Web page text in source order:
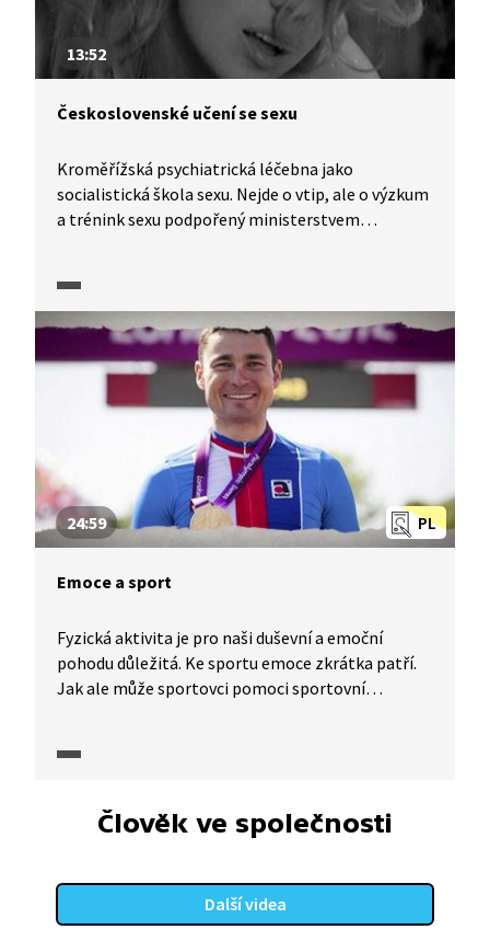
13:52
Československé učení se sexu
Kroměřížská psychiatrická léčebna jako
socialistická škola sexu. Nejde o vtip, ale o výzkum
a trénink sexu podpořený ministerstvem
je další díl dokumentárního seriálu o sexualitě
v Československu.
PL
24:59
Emoce a sport
Fyzická aktivita je pro naši duševní a emoční
pohodu důležitá. Ke sportu emoce zkrátka patří.
Jak ale může sportovci pomoci sportovní
léčit psychiatrické onemocnění? A může být sport
sociálních jevů, například agrese, násilí nebo
dopingu? Pořadem provází Cyril Höschl.
Člověk ve společnosti
Další videa